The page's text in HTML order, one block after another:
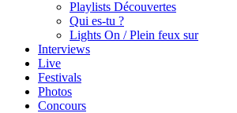
Playlists Découvertes
Qui es-tu ?
Lights On / Plein feux sur
Interviews
Live
Festivals
Photos
Concours